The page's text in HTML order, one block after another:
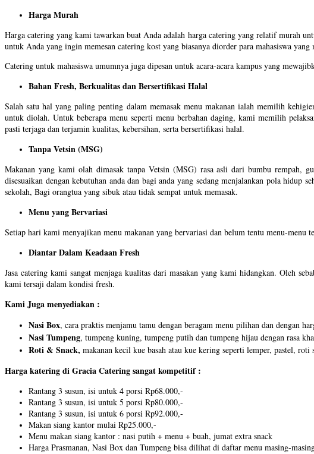
Harga Murah
Harga catering yang kami tawarkan buat Anda adalah harga catering yang relatif murah
untuk Anda yang ingin memesan catering kost yang biasanya diorder para mahasiswa
Catering untuk mahasiswa umumnya juga dipesan untuk acara-acara kampus yang
Bahan Fresh, Berkualitas dan Bersertifikasi Halal
Salah satu hal yang paling penting dalam memasak menu makanan ialah memilih
untuk diolah. Untuk beberapa menu seperti menu berbahan daging, kami memilih
pasti terjaga dan terjamin kualitas, kebersihan, serta bersertifikasi halal.
Tanpa Vetsin (MSG)
Makanan yang kami olah dimasak tanpa Vetsin (MSG) rasa asli dari bumbu rempah,
disesuaikan dengan kebutuhan anda dan bagi anda yang sedang menjalankan pola
sekolah, Bagi orangtua yang sibuk atau tidak sempat untuk memasak.
Menu yang Bervariasi
Setiap hari kami menyajikan menu makanan yang bervariasi dan belum tentu menu-menu
Diantar Dalam Keadaan Fresh
Jasa catering kami sangat menjaga kualitas dari masakan yang kami hidangkan. Oleh
kami tersaji dalam kondisi fresh.
Kami Juga menyediakan :
Nasi Box, cara praktis menjamu tamu dengan beragam menu pilihan dan dengan
Nasi Tumpeng, tumpeng kuning, tumpeng putih dan tumpeng hijau dengan rasa
Roti & Snack, makanan kecil kue basah atau kue kering seperti lemper, pastel,
Harga katering di Gracia Catering sangat kompetitif :
Rantang 3 susun, isi untuk 4 porsi Rp68.000,-
Rantang 3 susun, isi untuk 5 porsi Rp80.000,-
Rantang 3 susun, isi untuk 6 porsi Rp92.000,-
Makan siang kantor mulai Rp25.000,-
Menu makan siang kantor : nasi putih + menu + buah, jumat extra snack
Harga Prasmanan, Nasi Box dan Tumpeng bisa dilihat di daftar menu masing-